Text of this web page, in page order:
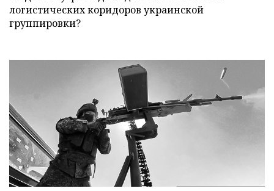
логистических коридоров украинской
группировки?